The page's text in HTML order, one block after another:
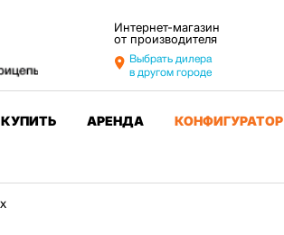
Интернет-магазин
от производителя
Выбрать дилера
в другом городе
КУПИТЬ АРЕНДА КОНФИГУРАТОР